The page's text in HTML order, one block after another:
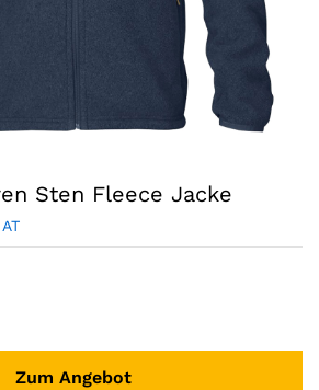
Sten Fleece Jacke
Zum Angebot